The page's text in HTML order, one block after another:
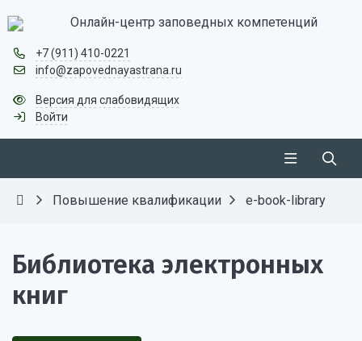
Онлайн-центр заповедных компетенций
+7 (911) 410-0221
info@zapovednayastrana.ru
Версия для слабовидящих
Войти
Повышение квалификации e-book-library
Библиотека электронных
книг